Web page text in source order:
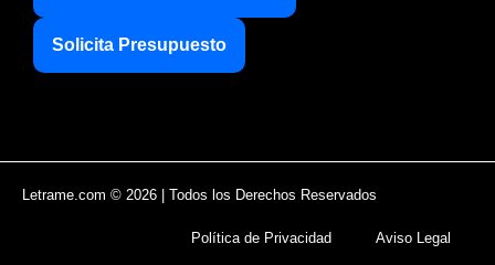
Solicita Presupuesto
Letrame.com © 2026 | Todos los Derechos Reservados
Política de Privacidad Aviso Legal